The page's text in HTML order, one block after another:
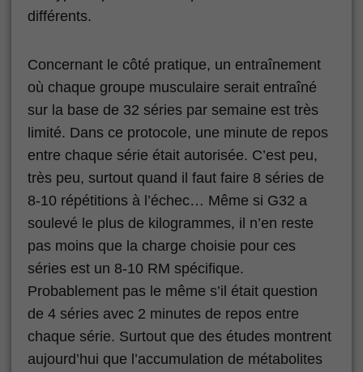
différents.
Concernant le côté pratique, un entraînement
où chaque groupe musculaire serait entraîné
sur la base de 32 séries par semaine est très
limité. Dans ce protocole, une minute de repos
entre chaque série était autorisée. C’est peu,
très peu, surtout quand il faut faire 8 séries de
8-10 répétitions à l’échec… Même si G32 a
soulevé le plus de kilogrammes, il n’en reste
pas moins que la charge choisie pour ces
séries est un 8-10 RM spécifique.
Probablement pas le même s’il était question
de 4 séries avec 2 minutes de repos entre
chaque série. Surtout que des études montrent
aujourd’hui que l’accumulation de métabolites